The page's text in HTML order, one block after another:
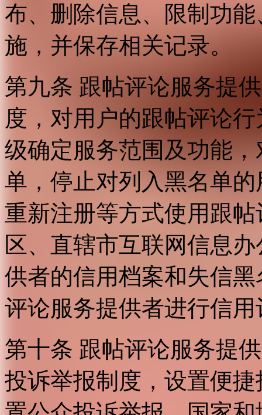
布、删除信息、限制功
施，并保存相关记录。
第九条 跟帖评论服务提
度，对用户的跟帖评论
级确定服务范围及功能
单，停止对列入黑名单
重新注册等方式使用跟
区、直辖市互联网信息
供者的信用档案和失信
评论服务提供者进行信用
第十条 跟帖评论服务提
投诉举报制度，设置便